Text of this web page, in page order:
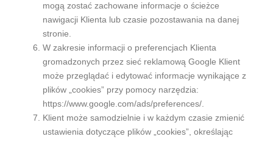
mogą zostać zachowane informacje o ścieżce
nawigacji Klienta lub czasie pozostawania na danej
stronie.
W zakresie informacji o preferencjach Klienta
gromadzonych przez sieć reklamową Google Klient
może przeglądać i edytować informacje wynikające z
plików „cookies” przy pomocy narzędzia:
https://www.google.com/ads/preferences/.
Klient może samodzielnie i w każdym czasie zmienić
ustawienia dotyczące plików „cookies”, określając